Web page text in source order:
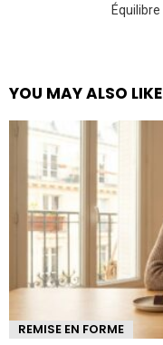
YOU MAY ALSO LIKE
REMISE EN FORME